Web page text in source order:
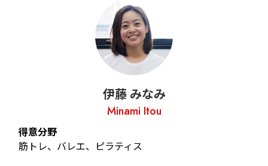
伊藤 みなみ
Minami Itou
得意分野
筋トレ、バレエ、ピラティス